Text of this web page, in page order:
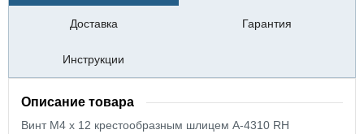
Доставка Гарантия
Инструкции
Описание товара
Винт М4 х 12 крестообразным шлицем A-4310 RH